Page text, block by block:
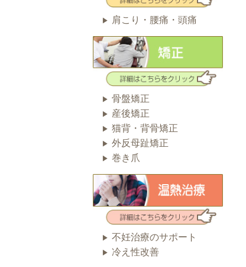
肩こり・腰痛・頭痛
骨盤矯正
産後矯正
猫背・背骨矯正
外反母趾矯正
巻き爪
不妊治療のサポート
冷え性改善